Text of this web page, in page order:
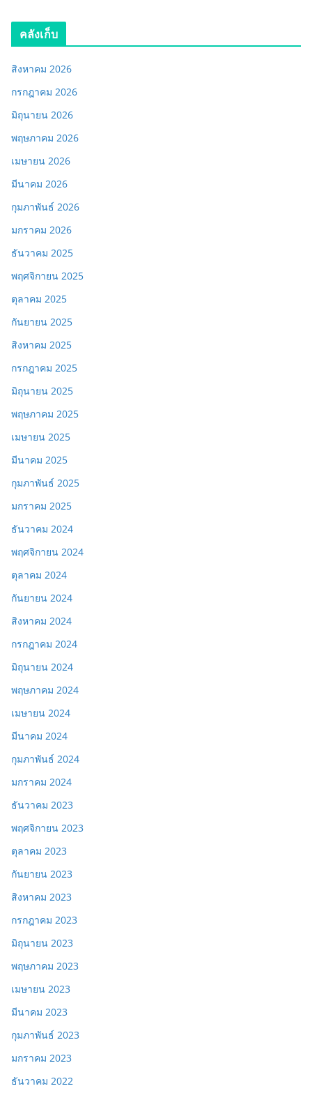
คลังเก็บ
สิงหาคม 2026
กรกฎาคม 2026
มิถุนายน 2026
พฤษภาคม 2026
เมษายน 2026
มีนาคม 2026
กุมภาพันธ์ 2026
มกราคม 2026
ธันวาคม 2025
พฤศจิกายน 2025
ตุลาคม 2025
กันยายน 2025
สิงหาคม 2025
กรกฎาคม 2025
มิถุนายน 2025
พฤษภาคม 2025
เมษายน 2025
มีนาคม 2025
กุมภาพันธ์ 2025
มกราคม 2025
ธันวาคม 2024
พฤศจิกายน 2024
ตุลาคม 2024
กันยายน 2024
สิงหาคม 2024
กรกฎาคม 2024
มิถุนายน 2024
พฤษภาคม 2024
เมษายน 2024
มีนาคม 2024
กุมภาพันธ์ 2024
มกราคม 2024
ธันวาคม 2023
พฤศจิกายน 2023
ตุลาคม 2023
กันยายน 2023
สิงหาคม 2023
กรกฎาคม 2023
มิถุนายน 2023
พฤษภาคม 2023
เมษายน 2023
มีนาคม 2023
กุมภาพันธ์ 2023
มกราคม 2023
ธันวาคม 2022